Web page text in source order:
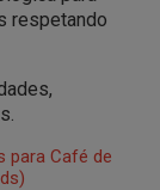
respetando
para Café de